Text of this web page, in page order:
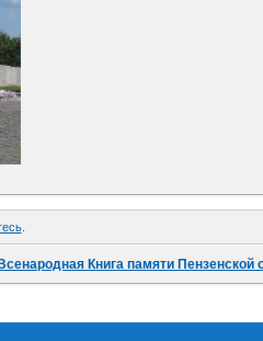
.
Книга памяти Пензенской